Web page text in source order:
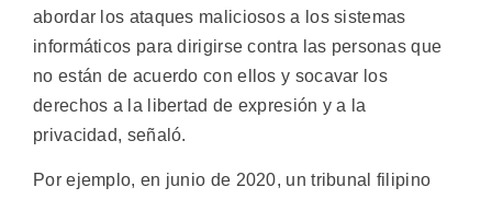
abordar los ataques maliciosos a los sistemas
informáticos para dirigirse contra las personas que
no están de acuerdo con ellos y socavar los
derechos a la libertad de expresión y a la
privacidad, señaló.
Por ejemplo, en junio de 2020, un tribunal filipino